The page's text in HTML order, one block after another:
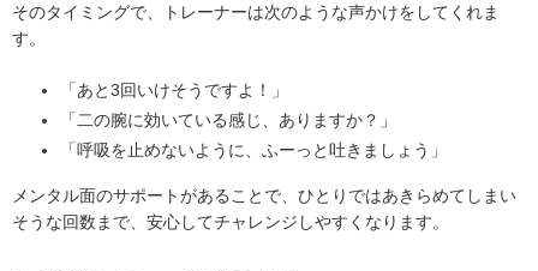
そのタイミングで、トレーナーは次のような声かけをしてくれま
す。
「あと3回いけそうですよ！」
「二の腕に効いている感じ、ありますか？」
「呼吸を止めないように、ふーっと吐きましょう」
メンタル面のサポートがあることで、ひとりではあきらめてしまい
そうな回数まで、安心してチャレンジしやすくなります。